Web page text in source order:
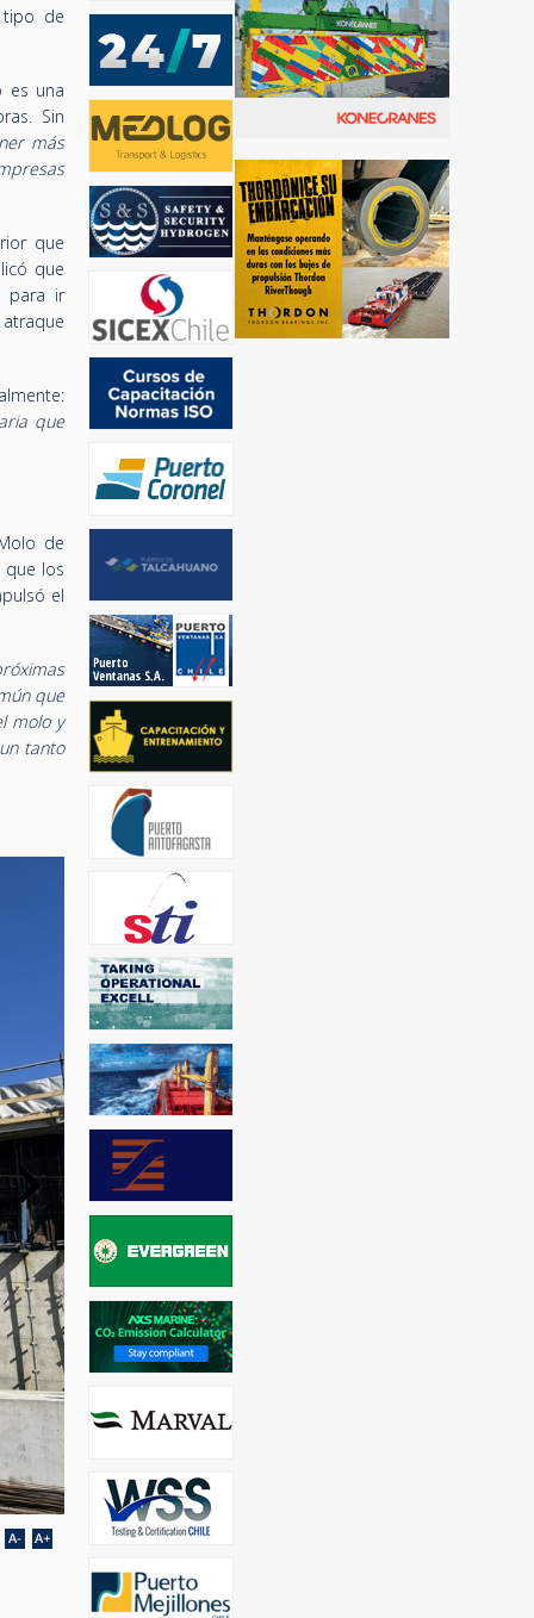
de
es una
Sin
más
que
que
para ir
que
de
que los
el
que
molo y
tanto